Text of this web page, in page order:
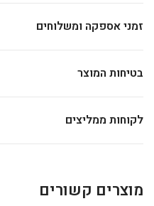
זמני אספקה ומשלוחים
בטיחות המוצר
לקוחות ממליצים
מוצרים קשורים